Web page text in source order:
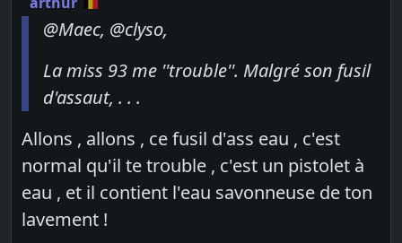
@Maec, @clyso,
La miss 93 me ''trouble''. Malgré son fusil
d'assaut, . . .
Allons , allons , ce fusil d'ass eau , c'est
normal qu'il te trouble , c'est un pistolet à
eau , et il contient l'eau savonneuse de ton
lavement !